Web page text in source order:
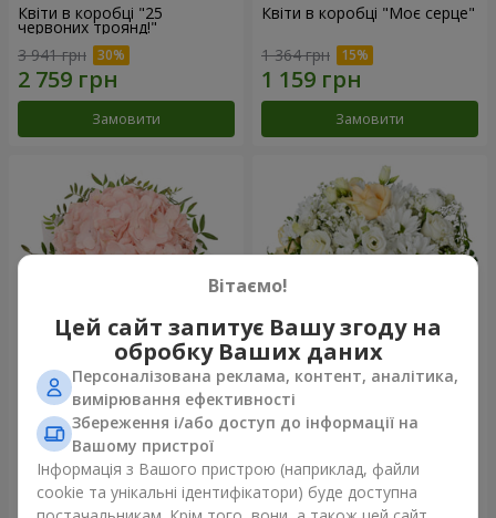
Квіти в коробці "25
червоних троянд!"
3 941 грн
Замовити
Квіти в коробці "Моє серце"
1 364 грн
Замовити
Квіти в коробці "Рожевий
опал"
1 284 грн
Замовити
Квіти у коробці "Білий шовк"
Замовити
Вітаємо!
Цей сайт запитує Вашу згоду на
обробку Ваших даних
Персоналізована реклама, контент, аналітика,
вимірювання ефективності
Збереження і/або доступ до інформації на
Вашому пристрої
Інформація з Вашого пристрою (наприклад, файли
cookie та унікальні ідентифікатори) буде доступна